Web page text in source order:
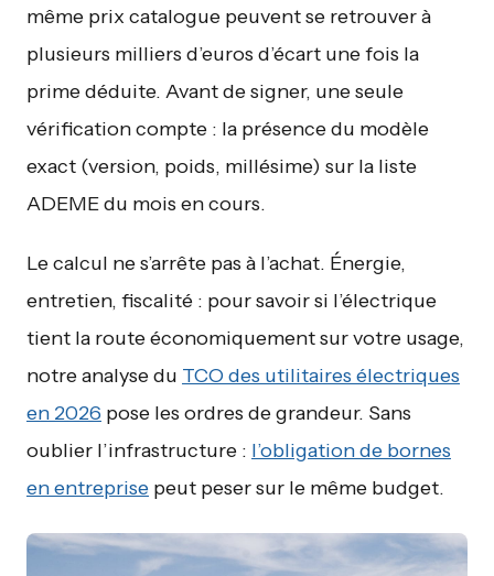
même prix catalogue peuvent se retrouver à
plusieurs milliers d’euros d’écart une fois la
prime déduite. Avant de signer, une seule
vérification compte : la présence du modèle
exact (version, poids, millésime) sur la liste
ADEME du mois en cours.
Le calcul ne s’arrête pas à l’achat. Énergie,
entretien, fiscalité : pour savoir si l’électrique
tient la route économiquement sur votre usage,
notre analyse du TCO des utilitaires électriques
en 2026 pose les ordres de grandeur. Sans
oublier l’infrastructure : l’obligation de bornes
en entreprise peut peser sur le même budget.